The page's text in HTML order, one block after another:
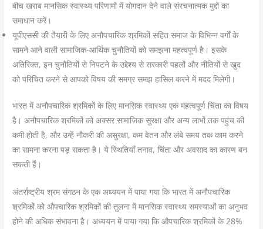
बीच खराब मानसिक स्वास्थ्य परिणामों में योगदान देने वाले संरचनात्मक मुद्दों का
समाधान करें।
यूपीएससी की तैयारी के लिए अनौपचारिक श्रमिकों सहित समाज के विभिन्न वर्गों के
सामने आने वाली सामाजिक-आर्थिक चुनौतियों को समझना महत्वपूर्ण है। इसके
अतिरिक्त, इन चुनौतियों से निपटने के उद्देश्य से सरकारी पहलों और नीतियों से खुद
को परिचित करने से आपको विषय की समग्र समझ हासिल करने में मदद मिलेगी।
भारत में अनौपचारिक श्रमिकों के लिए मानसिक स्वास्थ्य एक महत्वपूर्ण चिंता का विषय
है। अनौपचारिक श्रमिकों को अक्सर सामाजिक सुरक्षा और अन्य लाभों तक पहुंच की
कमी होती है, और उन्हें नौकरी की असुरक्षा, कम वेतन और लंबे समय तक काम करने
का सामना करना पड़ सकता है। ये स्थितियाँ तनाव, चिंता और अवसाद का कारण बन
सकती हैं।
अंतर्राष्ट्रीय श्रम संगठन के एक अध्ययन में पाया गया कि भारत में अनौपचारिक
श्रमिकों को औपचारिक श्रमिकों की तुलना में मानसिक स्वास्थ्य समस्याओं का अनुभव
होने की अधिक संभावना है। अध्ययन में पाया गया कि औपचारिक श्रमिकों के 28%